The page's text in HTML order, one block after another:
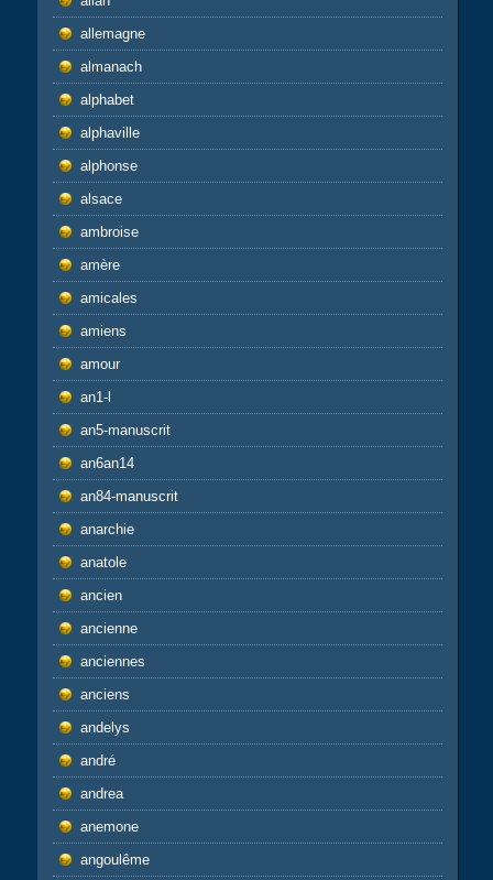
allemagne
almanach
alphabet
alphaville
alphonse
alsace
ambroise
amère
amicales
amiens
amour
an1-l
an5-manuscrit
an6an14
an84-manuscrit
anarchie
anatole
ancien
ancienne
anciennes
anciens
andelys
andré
andrea
anemone
angoulême